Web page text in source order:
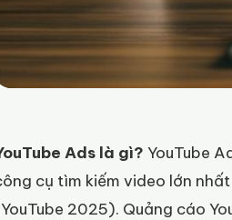
Ads là gì? YouTube
cụ tìm kiếm video lớn
2025). Quảng cáo